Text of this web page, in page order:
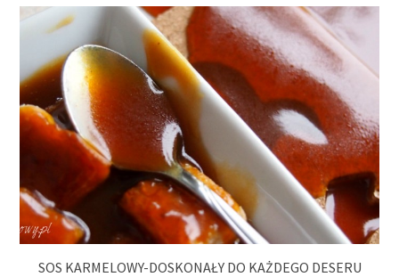
SOS KARMELOWY-DOSKONAŁY DO KAŻDEGO DESERU